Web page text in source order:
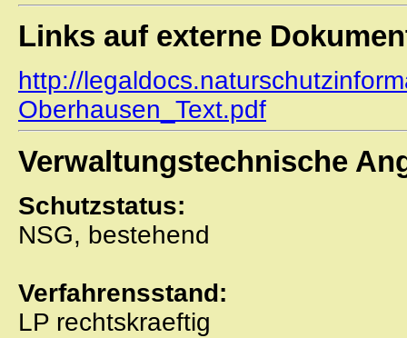
Links auf externe
http://
Oberhausen_Text.pdf
Verwaltungstechnische
Schutzstatus:
NSG, bestehend
Verfahrensstand:
LP rechtskraeftig